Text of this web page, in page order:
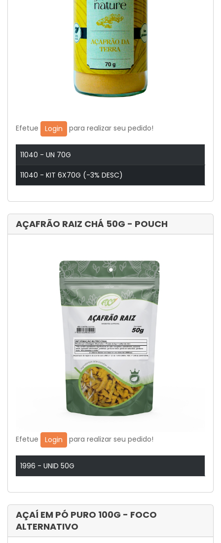
Efetue Login para realizar seu pedido!
11040 - UN 70G
11040 - KIT 6X70G (-3% DESC)
AÇAFRÃO RAIZ CHÁ 50G - POUCH
Efetue Login para realizar seu pedido!
1996 - UNID 50G
AÇAÍ EM PÓ PURO 100G - FOCO
ALTERNATIVO